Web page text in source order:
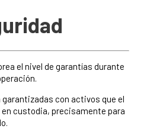
el nivel de garantías durante
con activos que el
en custodia, precisamente para